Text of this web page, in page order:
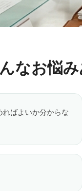
なお悩
ばよいか分からな